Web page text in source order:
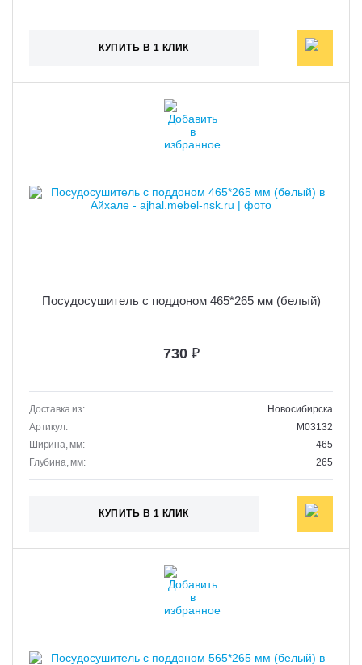
КУПИТЬ В 1 КЛИК
Посудосушитель с поддоном 465*265 мм (белый)
730 ₽
Доставка из:
Новосибирска
Артикул:
M03132
Ширина, мм:
465
Глубина, мм:
265
КУПИТЬ В 1 КЛИК